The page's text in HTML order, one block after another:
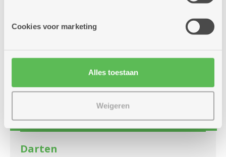
Cookies voor marketing
Alles toestaan
Weigeren
Meer info
vrijdag
14
augustus
14u
-
17u
Elke vrijdag
Darten